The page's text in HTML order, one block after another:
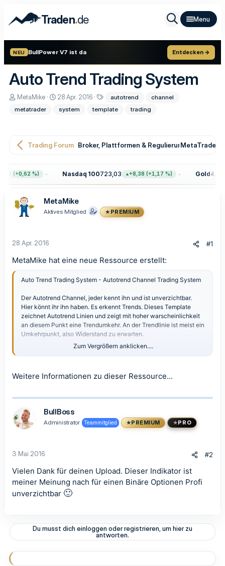
Traden.de
NEU BullPower V7 ist da Entdecken →
Auto Trend Trading System
E
s
l
MetaMike
E
s
l
28 Apr. 2016
h
w
e
autotrend
channel
metatrader
system template trading
Trading Forum Broker, Plattformen & RegulierungMetaTrader
(+0,62 %) Nasdaq 100723,03 +8,38 (+1,17 %) Gold
MetaMike
Aktives Mitglied PREMIUM
28 Apr. 2016 #1
MetaMike hat eine neue Ressource erstellt:
Auto Trend Trading System - Autotrend Channel Trading System
Der Autotrend Channel, jeder kennt ihn und ist unverzichtbar.
Hier könnt ihr ihn haben. Es erkennt Trends. Dieses Template
zeichnet Autotrend Linien und zeigt mit hoher warscheinlichkeit
an diesem Punkt eine Trendumkehr. An der Trendlinie ist meist ein
Umkehrpunkt, also Widerstand zu erwarten.
Zum Vergrößern anklicken....
Weitere Informationen zu dieser Ressource...
BullBoss
Administrator Teammitglied PREMIUM PRO
3 Mai 2016 #2
Vielen Dank für deinen Upload. Dieser Indikator ist
meiner Meinung nach für einen Binäre Optionen Profi
unverzichtbar 🙂
Du musst dich einloggen oder registrieren, um hier zu
antworten.